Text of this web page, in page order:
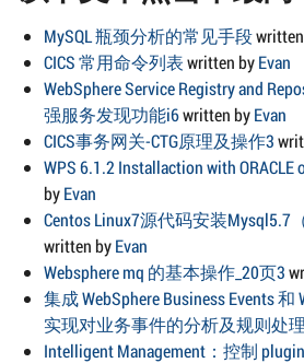
MySQL 瓶颈分析的常见手段
CICS 常用命令列表written byEvan
WebSphere Service Registry and
强服务发现功能i6written byEvan
CICS事务网关-CTG原理及操作3
WPS 6.1.2 Installaction with ORACLE
byEvan
Centos Linux7源代码安装
written byEvan
Websphere mq 的基本操作_20页3
集成 WebSphere Business Events 和
实现对业务事件的分析及规则处
Intelligent Management：控制